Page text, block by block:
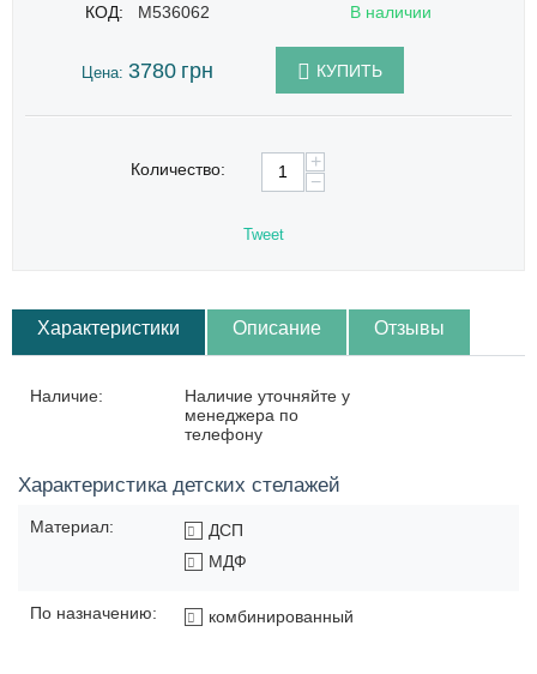
КОД: M536062 В наличии
Цена: 3780 грн КУПИТЬ
Количество:
+
−
Tweet
Характеристики Описание Отзывы
Наличие:
Наличие уточняйте у
менеджера по
телефону
Характеристика детских стелажей
Материал:
ДСП
МДФ
По назначению: комбинированный